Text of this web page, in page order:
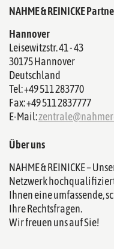
NAHME & REINICKE
Hannover
Leisewitzstr. 41 - 43
30175 Hannover
Deutschland
Tel: +49 511 283770
Fax: +49 511 2837777
E-Mail:
Über uns
NAHME & REINICKE –
Netzwerk
Ihnen eine umfassende,
Ihre Rechtsfragen.
Wir freuen uns auf Sie!